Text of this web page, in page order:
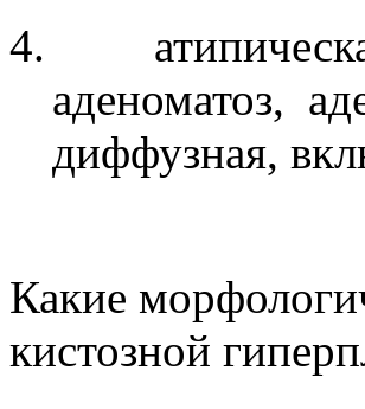
4.
аденоматоз,
диффузная,
Какие
кистозной